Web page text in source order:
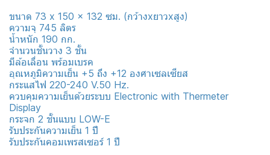
ขนาด 73 x 150 x 132 ซม. (กว้างxยาวxสูง)
ความจุ 745 ลิตร
น้ำหนัก 190 กก.
จำนวนชั้นวาง 3 ชั้น
มีล้อเลื่อน พร้อมเบรค
อุณหภูมิความเย็น +5 ถึง +12 องศาเซลเซียส
กระแสไฟ 220-240 V.50 Hz.
ควบคุมความเย็นด้วยระบบ Electronic with Thermeter
Display
กระจก 2 ชั้นแบบ LOW-E
รับประกันความเย็น 1 ปี
รับประกันคอมเพรสเซอร์ 1 ปี